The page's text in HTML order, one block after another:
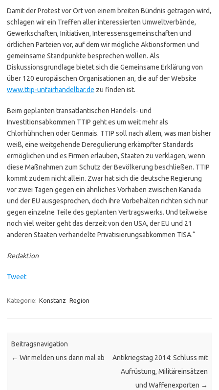
Damit der Protest vor Ort von einem breiten Bündnis getragen wird,
schlagen wir ein Treffen aller interessierten Umweltverbände,
Gewerkschaften, Initiativen, Interessensgemeinschaften und
örtlichen Parteien vor, auf dem wir mögliche Aktionsformen und
gemeinsame Standpunkte besprechen wollen. Als
Diskussionsgrundlage bietet sich die Gemeinsame Erklärung von
über 120 europäischen Organisationen an, die auf der Website
www.ttip-unfairhandelbar.de zu finden ist.
Beim geplanten transatlantischen Handels- und
Investitionsabkommen TTIP geht es um weit mehr als
Chlorhühnchen oder Genmais. TTIP soll nach allem, was man bisher
weiß, eine weitgehende Deregulierung erkämpfter Standards
ermöglichen und es Firmen erlauben, Staaten zu verklagen, wenn
diese Maßnahmen zum Schutz der Bevölkerung beschließen. TTIP
kommt zudem nicht allein. Zwar hat sich die deutsche Regierung
vor zwei Tagen gegen ein ähnliches Vorhaben zwischen Kanada
und der EU ausgesprochen, doch ihre Vorbehalten richten sich nur
gegen einzelne Teile des geplanten Vertragswerks. Und teilweise
noch viel weiter geht das derzeit von den USA, der EU und 21
anderen Staaten verhandelte Privatisierungsabkommen TISA.“
Redaktion
Tweet
Kategorie: Konstanz Region
Beitragsnavigation
← Wir melden uns dann mal ab
Antikriegstag 2014: Schluss mit
Aufrüstung, Militäreinsätzen
und Waffenexporten →